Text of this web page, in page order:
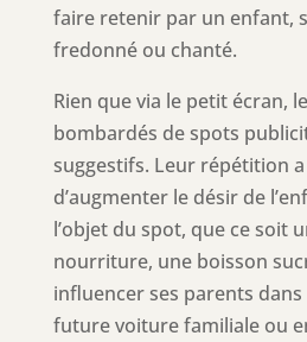
faire retenir par un enfant,
fredonné ou chanté.
Rien que via le petit écran,
bombardés de spots
suggestifs. Leur répétition
d’augmenter le désir de
l’objet du spot, que ce soit
nourriture, une boisson
influencer ses parents dans
future voiture familiale ou